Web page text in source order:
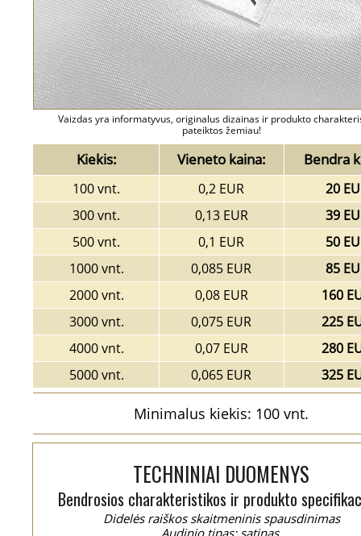
Vaizdas yra informatyvus, originalus dizainas ir produkto
pateiktos žemiau!
Kiekis: Vieneto kaina: Bendra
100 vnt. 0,2 EUR
20
300 vnt.
0,13 EUR
39
500 vnt.
0,1 EUR
50
1000 vnt.
0,085 EUR
85
2000 vnt.
0,08 EUR
160
3000 vnt.
0,075 EUR
225
4000 vnt.
0,07 EUR
280
5000 vnt.
0,065 EUR 325
Minimalus kiekis: 100 vnt.
TECHNINIAI DUOMENYS
Bendrosios charakteristikos ir produkto
Didelės raiškos skaitmeninis spausdinimas
Audinio tipas: satinas.